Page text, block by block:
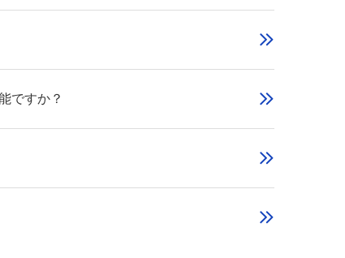
ですか？